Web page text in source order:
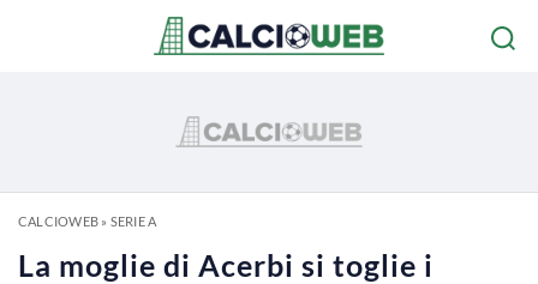
CALCIOWEB» SERIE A
La moglie di Acerbi si toglie i